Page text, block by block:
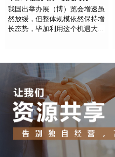
我国出举办展（博）览会增速虽
然放缓，但整体规模依然保持增
长态势，毕加利用这个机遇大力
1000万社会就业的品牌企业。